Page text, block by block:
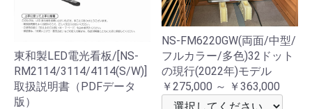
東和製LED電光看板/[NS-
RM2114/3114/4114(S/W)]
取扱説明書（PDFデータ
版）
NS-FM6220GW(両面/中型/
フルカラー/多色)32ドット
の現行(2022年)モデル
￥275,000 ～ ￥363,000